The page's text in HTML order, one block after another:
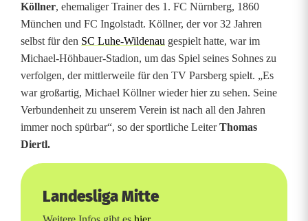
Köllner, ehemaliger Trainer des 1. FC Nürnberg, 1860
München und FC Ingolstadt. Köllner, der vor 32 Jahren
selbst für den SC Luhe-Wildenau gespielt hatte, war im
Michael-Höhbauer-Stadion, um das Spiel seines Sohnes zu
verfolgen, der mittlerweile für den TV Parsberg spielt. „Es
war großartig, Michael Köllner wieder hier zu sehen. Seine
Verbundenheit zu unserem Verein ist nach all den Jahren
immer noch spürbar“, so der sportliche LeiterThomas
Diertl.
Landesliga Mitte